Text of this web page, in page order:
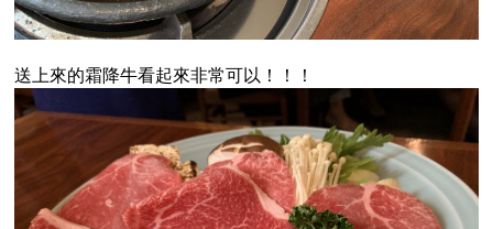
送上來的霜降牛看起來非常可以！！！